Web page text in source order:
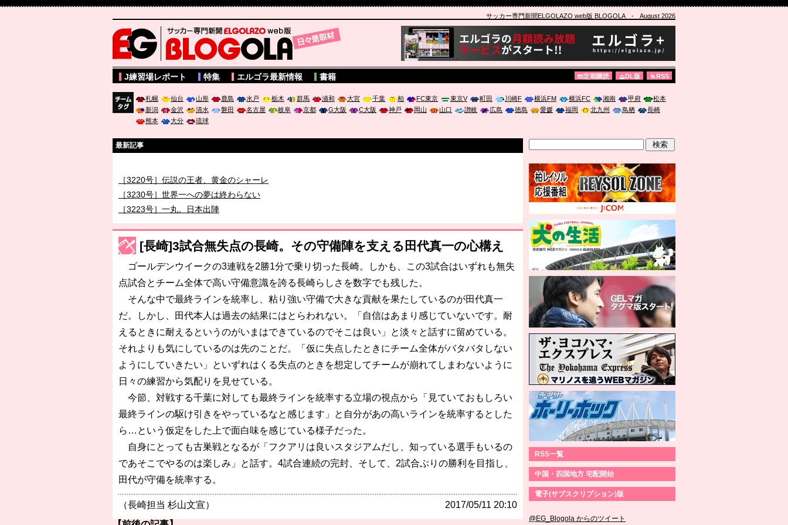
サッカー専門新聞ELGOLAZO web版 BLOGOLA- August 2026
サッカー専門新聞ELGOLAZO web版 BLOGOLA
J練習場レポート 特集 エルゴラ最新情報 書籍 定期購読 DL版 RSS
札幌 仙台 山形 鹿島 水戸 栃木 群馬 浦和 大宮 千葉 柏 FC東京 東京V 町田 川崎F 横浜FM 横浜FC 湘南 甲府
松本
新潟
金沢 清水 磐田 名古屋 岐阜 京都 G大阪 C大阪 神戸 岡山 山口 讃岐 広島 徳島 愛媛 福岡 北九州 鳥栖
長崎
熊本
大分 琉球
最新記事
［3220号］伝説の王者、黄金のシャーレ
［3230号］世界一への夢は終わらない
［3223号］一丸。日本出陣
［3222号］史上最大のW杯開幕 注目は「個」
長谷川 アーリアジャスールさんがシンポジウム「気候変動から命を守る ～エネルギー危機時代の猛暑対策～」に登壇
[長崎]3試合無失点の長崎。その守備陣を支える田代真一の心構え
ゴールデンウイークの3連戦を2勝1分で乗り切った長崎。しかも、この3試合はいずれも無失
点試合とチーム全体で高い守備意識を誇る長崎らしさを数字でも残した。
そんな中で最終ラインを統率し、粘り強い守備で大きな貢献を果たしているのが田代真一
だ。しかし、田代本人は過去の結果にはとらわれない。「自信はあまり感じていないです。耐
えるときに耐えるというのがいまはできているのでそこは良い」と淡々と話すに留めている。
それよりも気にしているのは先のことだ。「仮に失点したときにチーム全体がバタバタしない
ようにしていきたい」といずれはくる失点のときを想定してチームが崩れてしまわないように
日々の練習から気配りを見せている。
今節、対戦する千葉に対しても最終ラインを統率する立場の視点から「見ていておもしろい
最終ラインの駆け引きをやっているなと感じます」と自分があの高いラインを統率するとした
ら…という仮定をした上で面白味を感じている様子だった。
自身にとっても古巣戦となるが「フクアリは良いスタジアムだし、知っている選手もいるの
であそこでやるのは楽しみ」と話す。4試合連続の完封、そして、2試合ぶりの勝利を目指し、
田代が守備を統率する。
（長崎担当 杉山文宣） 2017/05/11 20:10
RSS一覧
中国・四国地方 宅配開始
電子(サブスクリプション)版
@EG_Blogola からのツイート